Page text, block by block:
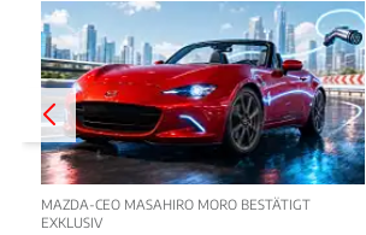
MAZDA-CEO MASAHIRO MORO BESTÄTIGT
EXKLUSIV